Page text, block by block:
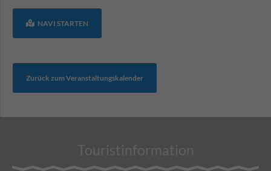
NAVI STARTEN
Zurück zum Veranstaltungskalender
Touristinformation